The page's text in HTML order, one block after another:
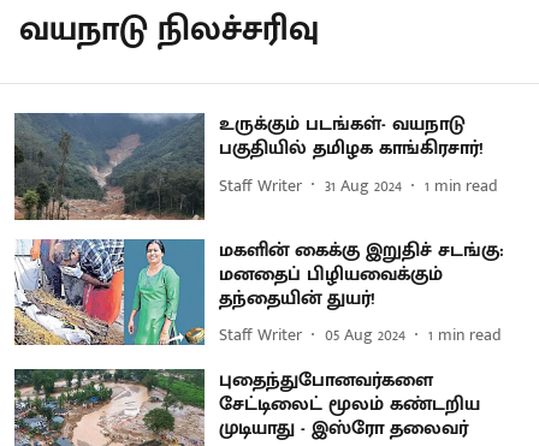
வயநாடு நிலச்சரிவு
உருக்கும் படங்கள்- வயநாடு
பகுதியில் தமிழக காங்கிரசார்!
Staff Writer 31 Aug 2024 1 min read
மகளின் கைக்கு இறுதிச் சடங்கு:
மனதைப் பிழியவைக்கும்
தந்தையின் துயர்!
Staff Writer 05 Aug 2024 1 min read
புதைந்துபோனவர்களை
சேட்டிலைட் மூலம் கண்டறிய
முடியாது - இஸ்ரோ தலைவர்